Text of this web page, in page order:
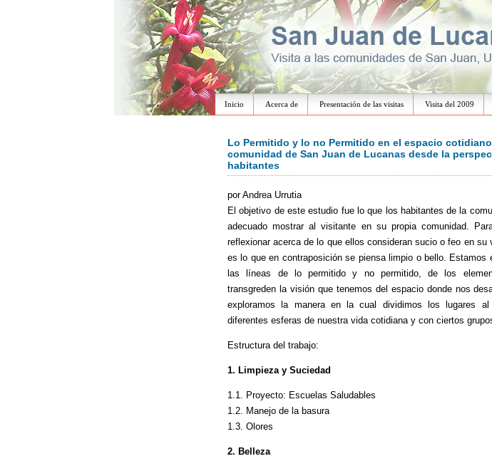
Ir
Inicio Acerca de Presentación de las visitas Visita del 2009
Lo Permitido y lo no Permitido en el espacio
comunidad de San Juan de Lucanas desde la
habitantes
por Andrea Urrutia
El objetivo de este estudio fue lo que los habitantes de la
adecuado mostrar al visitante en su propia comunidad.
reflexionar acerca de lo que ellos consideran sucio o feo en su
es lo que en contraposición se piensa limpio o bello. Estamos
las líneas de lo permitido y no permitido, de los
transgreden la visión que tenemos del espacio donde nos
exploramos la manera en la cual dividimos los lugares
diferentes esferas de nuestra vida cotidiana y con ciertos
Estructura del trabajo:
1. Limpieza y Suciedad
1.1. Proyecto: Escuelas Saludables
1.2. Manejo de la basura
1.3. Olores
2. Belleza